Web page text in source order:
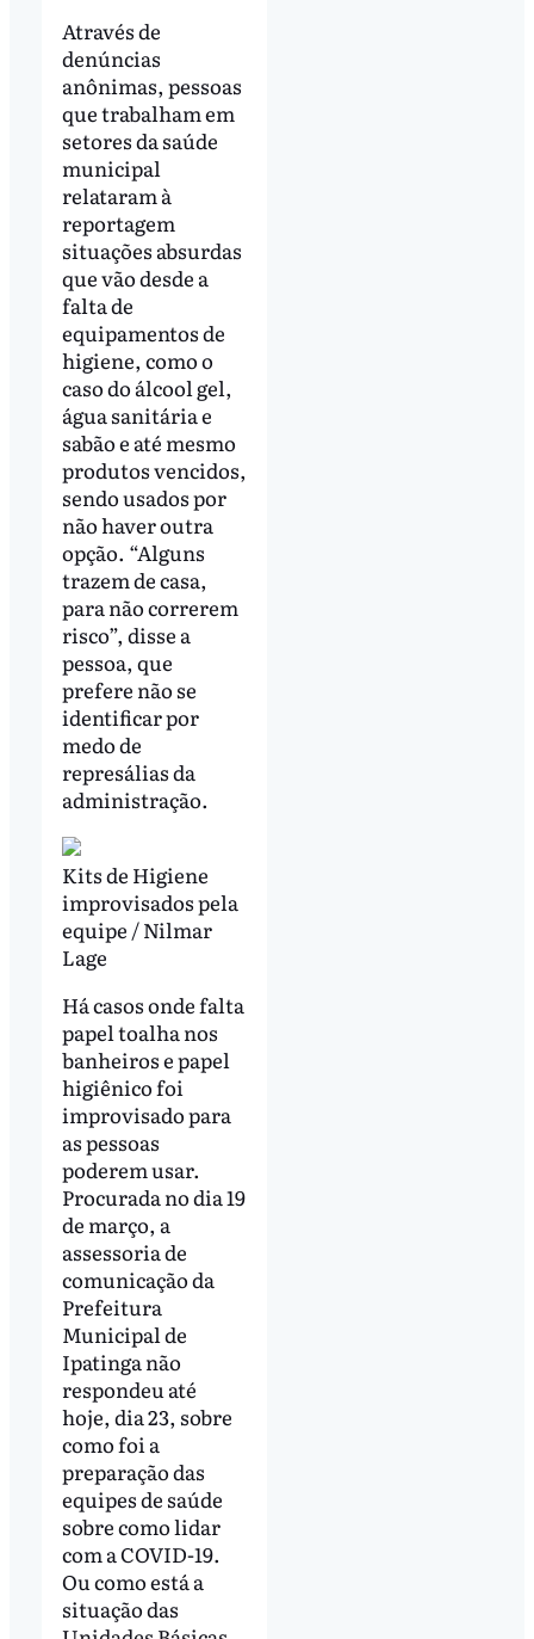
Através de
denúncias
anônimas, pessoas
que trabalham em
setores da saúde
municipal
relataram à
reportagem
situações absurdas
que vão desde a
falta de
equipamentos de
higiene, como o
caso do álcool gel,
água sanitária e
sabão e até mesmo
produtos vencidos,
sendo usados por
não haver outra
opção. “Alguns
trazem de casa,
para não correrem
risco”, disse a
pessoa, que
prefere não se
identificar por
medo de
represálias da
administração.
Kits de Higiene
improvisados pela
equipe / Nilmar
Lage
Há casos onde falta
papel toalha nos
banheiros e papel
higiênico foi
improvisado para
as pessoas
poderem usar.
Procurada no dia 19
de março, a
assessoria de
comunicação da
Prefeitura
Municipal de
Ipatinga não
respondeu até
hoje, dia 23, sobre
como foi a
preparação das
equipes de saúde
sobre como lidar
com a COVID-19.
Ou como está a
situação das